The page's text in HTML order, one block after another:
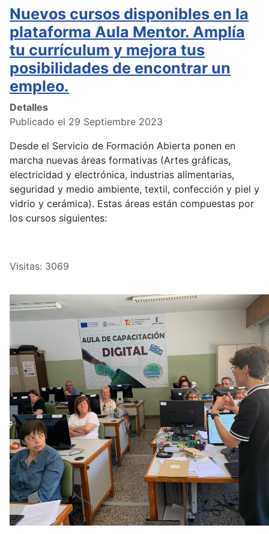
Nuevos cursos disponibles en la
plataforma Aula Mentor. Amplía
tu currículum y mejora tus
posibilidades de encontrar un
empleo.
Detalles
Publicado el 29 Septiembre 2023
Desde el Servicio de Formación Abierta ponen en
marcha nuevas áreas formativas (Artes gráficas,
electricidad y electrónica, industrias alimentarias,
seguridad y medio ambiente, textil, confección y piel y
vidrio y cerámica). Estas áreas están compuestas por
los cursos siguientes:
Visitas: 3069